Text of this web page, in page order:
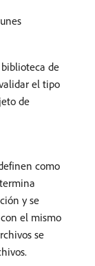
de
el tipo
de
como
y se
el mismo
se